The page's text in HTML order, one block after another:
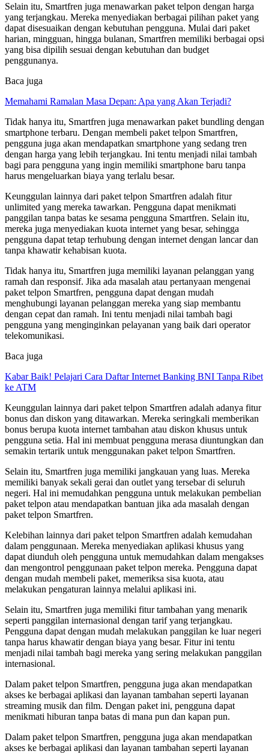
Selain itu, Smartfren juga menawarkan paket telpon dengan harga
yang terjangkau. Mereka menyediakan berbagai pilihan paket yang
dapat disesuaikan dengan kebutuhan pengguna. Mulai dari paket
harian, mingguan, hingga bulanan, Smartfren memiliki berbagai opsi
yang bisa dipilih sesuai dengan kebutuhan dan budget
penggunanya.
Baca juga
Memahami Ramalan Masa Depan: Apa yang Akan Terjadi?
Tidak hanya itu, Smartfren juga menawarkan paket bundling dengan
smartphone terbaru. Dengan membeli paket telpon Smartfren,
pengguna juga akan mendapatkan smartphone yang sedang tren
dengan harga yang lebih terjangkau. Ini tentu menjadi nilai tambah
bagi para pengguna yang ingin memiliki smartphone baru tanpa
harus mengeluarkan biaya yang terlalu besar.
Keunggulan lainnya dari paket telpon Smartfren adalah fitur
unlimited yang mereka tawarkan. Pengguna dapat menikmati
panggilan tanpa batas ke sesama pengguna Smartfren. Selain itu,
mereka juga menyediakan kuota internet yang besar, sehingga
pengguna dapat tetap terhubung dengan internet dengan lancar dan
tanpa khawatir kehabisan kuota.
Tidak hanya itu, Smartfren juga memiliki layanan pelanggan yang
ramah dan responsif. Jika ada masalah atau pertanyaan mengenai
paket telpon Smartfren, pengguna dapat dengan mudah
menghubungi layanan pelanggan mereka yang siap membantu
dengan cepat dan ramah. Ini tentu menjadi nilai tambah bagi
pengguna yang menginginkan pelayanan yang baik dari operator
telekomunikasi.
Baca juga
Kabar Baik! Pelajari Cara Daftar Internet Banking BNI Tanpa Ribet
ke ATM
Keunggulan lainnya dari paket telpon Smartfren adalah adanya fitur
bonus dan diskon yang ditawarkan. Mereka seringkali memberikan
bonus berupa kuota internet tambahan atau diskon khusus untuk
pengguna setia. Hal ini membuat pengguna merasa diuntungkan dan
semakin tertarik untuk menggunakan paket telpon Smartfren.
Selain itu, Smartfren juga memiliki jangkauan yang luas. Mereka
memiliki banyak sekali gerai dan outlet yang tersebar di seluruh
negeri. Hal ini memudahkan pengguna untuk melakukan pembelian
paket telpon atau mendapatkan bantuan jika ada masalah dengan
paket telpon Smartfren.
Kelebihan lainnya dari paket telpon Smartfren adalah kemudahan
dalam penggunaan. Mereka menyediakan aplikasi khusus yang
dapat diunduh oleh pengguna untuk memudahkan dalam mengakses
dan mengontrol penggunaan paket telpon mereka. Pengguna dapat
dengan mudah membeli paket, memeriksa sisa kuota, atau
melakukan pengaturan lainnya melalui aplikasi ini.
Selain itu, Smartfren juga memiliki fitur tambahan yang menarik
seperti panggilan internasional dengan tarif yang terjangkau.
Pengguna dapat dengan mudah melakukan panggilan ke luar negeri
tanpa harus khawatir dengan biaya yang besar. Fitur ini tentu
menjadi nilai tambah bagi mereka yang sering melakukan panggilan
internasional.
Dalam paket telpon Smartfren, pengguna juga akan mendapatkan
akses ke berbagai aplikasi dan layanan tambahan seperti layanan
streaming musik dan film. Dengan paket ini, pengguna dapat
menikmati hiburan tanpa batas di mana pun dan kapan pun.
Dalam paket telpon Smartfren, pengguna juga akan mendapatkan
akses ke berbagai aplikasi dan layanan tambahan seperti layanan